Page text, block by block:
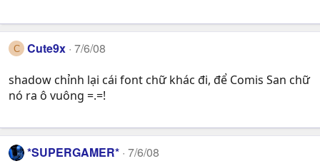
C Cute9x 7/6/08
shadow chỉnh lại cái font chữ khác đi, để Comis San chữ
nó ra ô vuông =.=!
*SUPERGAMER* 7/6/08